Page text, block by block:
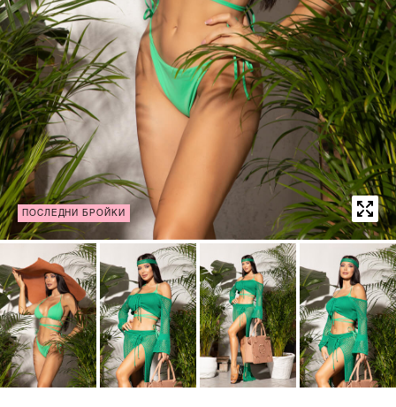
ПОСЛЕДНИ БРОЙКИ